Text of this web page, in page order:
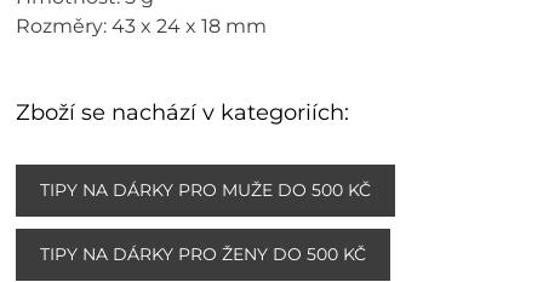
Rozměry: 43 x 24 x 18 mm
Zboží se nachází v kategoriích:
TIPY NA DÁRKY PRO MUŽE DO 500 KČ
TIPY NA DÁRKY PRO ŽENY DO 500 KČ